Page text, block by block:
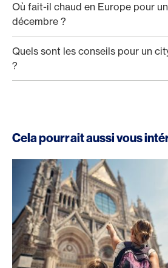
Où fait-il chaud en Europe pour
décembre ?
Quels sont les conseils pour un
?
Cela pourrait aussi vous